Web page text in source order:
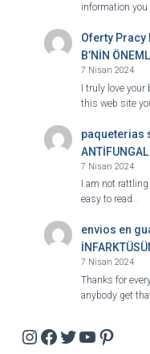
information
Oferty Pracy
B’NİN
7 Nisan 2024
I truly love your
this web site
paqueterias
7 Nisan 2024
I am not
easy to read .
envios en
7 Nisan 2024
Thanks for
anybody get
Instagram Facebook Twitter YouTube Pinterest